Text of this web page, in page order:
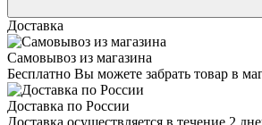
Доставка
Самовывоз из магазина
Бесплатно Вы можете забрать товар в
Доставка по России
Доставка осуществляется в течение 2